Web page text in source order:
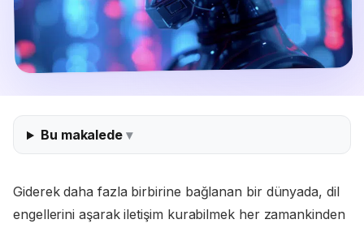
Bu makalede
Giderek daha fazla birbirine bağlanan bir dünyada, dil
engellerini aşarak iletişim kurabilmek her zamankinden